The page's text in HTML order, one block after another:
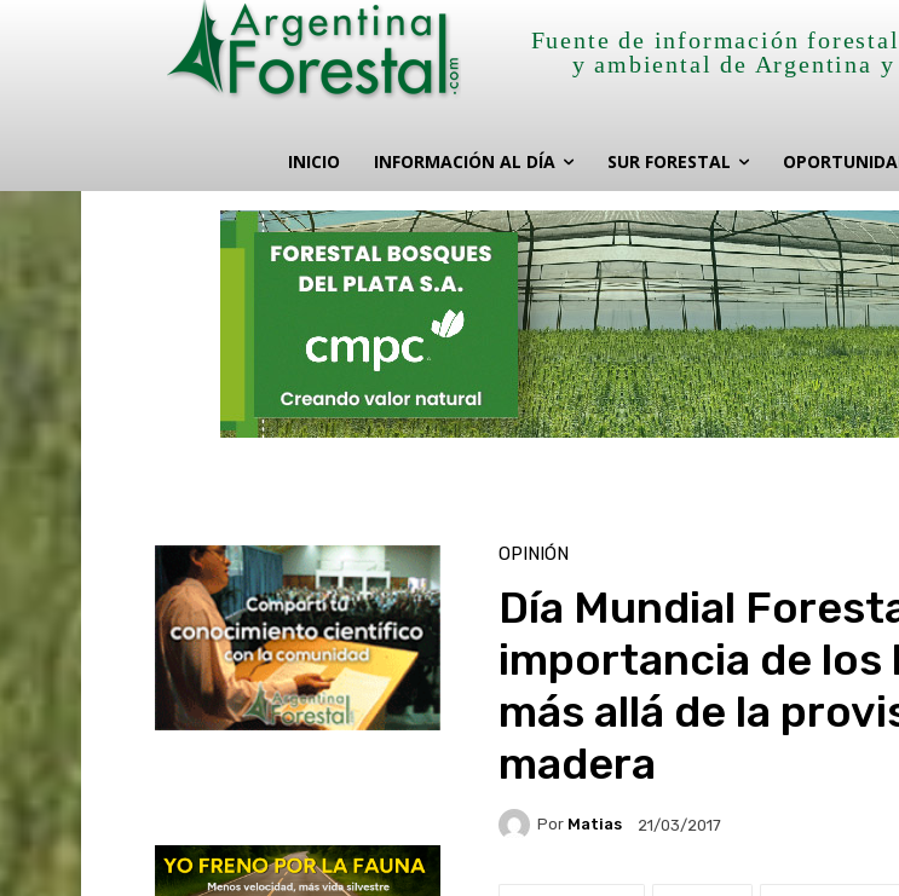
Fuente de información
y ambiental de Argentina
INICIO INFORMACIÓN AL DÍA SUR FORESTAL
OPINIÓN
Día Mundial
importancia de los
más allá de la
madera
Por Matias 21/03/2017